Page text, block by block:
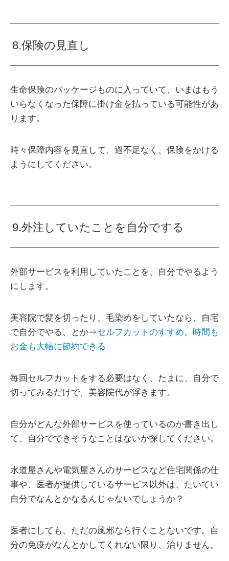
8.保険の見直し
生命保険のパッケージものに入っていて、いまはもう
いらなくなった保障に掛け金を払っている可能性があ
ります。
時々保障内容を見直して、過不足なく、保険をかける
ようにしてください。
9.外注していたことを自分でする
外部サービスを利用していたことを、自分でやるよう
にします。
美容院で髪を切ったり、毛染めをしていたなら、自宅
で自分でやる、とか⇒セルフカットのすすめ。時間も
お金も大幅に節約できる
毎回セルフカットをする必要はなく、たまに、自分で
切ってみるだけで、美容院代が浮きます。
自分がどんな外部サービスを使っているのか書き出し
て、自分でできそうなことはないか探してください。
水道屋さんや電気屋さんのサービスなど住宅関係の仕
事や、医者が提供しているサービス以外は、たいてい
自分でなんとかなるんじゃないでしょうか？
医者にしても、ただの風邪なら行くことないです。自
分の免疫がなんとかしてくれない限り、治りません。